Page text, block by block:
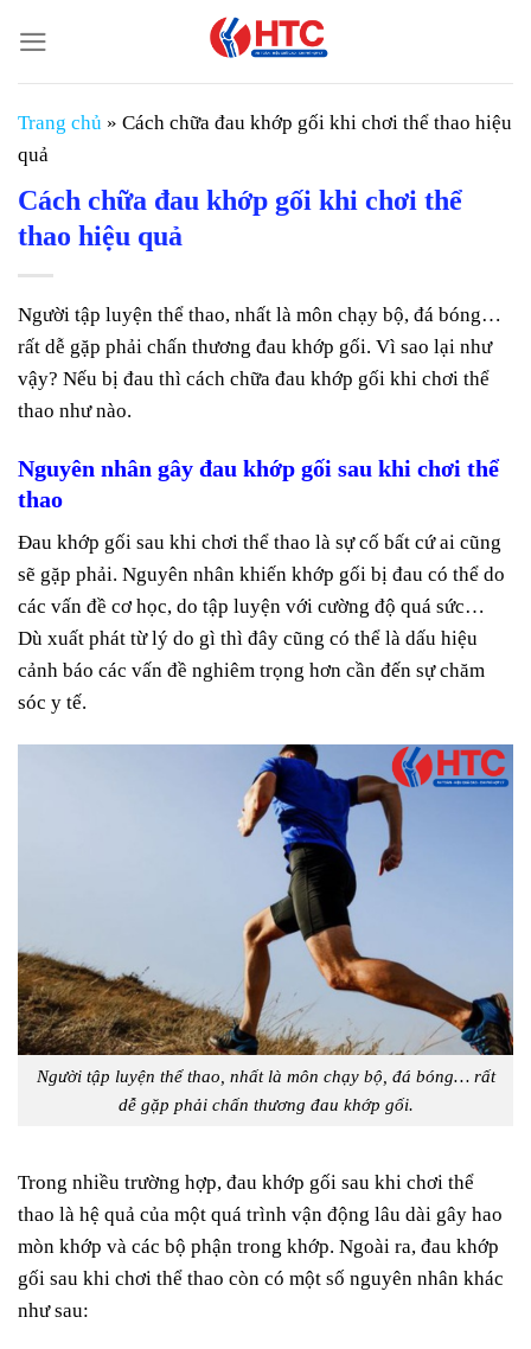
đến
nội
dung
Trang chủ » Cách chữa đau khớp gối khi chơi thể thao hiệu
quả
Cách chữa đau khớp gối khi chơi thể
thao hiệu quả
Người tập luyện thể thao, nhất là môn chạy bộ, đá bóng…
rất dễ gặp phải chấn thương đau khớp gối. Vì sao lại như
vậy? Nếu bị đau thì cách chữa đau khớp gối khi chơi thể
thao như nào.
Nguyên nhân gây đau khớp gối sau khi chơi thể
thao
Đau khớp gối sau khi chơi thể thao là sự cố bất cứ ai cũng
sẽ gặp phải. Nguyên nhân khiến khớp gối bị đau có thể do
các vấn đề cơ học, do tập luyện với cường độ quá sức…
Dù xuất phát từ lý do gì thì đây cũng có thể là dấu hiệu
cảnh báo các vấn đề nghiêm trọng hơn cần đến sự chăm
sóc y tế.
Người tập luyện thể thao, nhất là môn chạy bộ, đá bóng… rất
dễ gặp phải chấn thương đau khớp gối.
Trong nhiều trường hợp, đau khớp gối sau khi chơi thể
thao là hệ quả của một quá trình vận động lâu dài gây hao
mòn khớp và các bộ phận trong khớp. Ngoài ra, đau khớp
gối sau khi chơi thể thao còn có một số nguyên nhân khác
như sau: